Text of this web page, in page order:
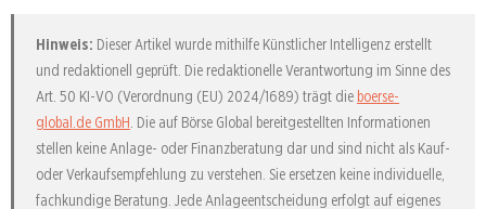
Hinweis: Dieser Artikel wurde mithilfe Künstlicher Intelligenz erstellt
und redaktionell geprüft. Die redaktionelle Verantwortung im Sinne des
Art. 50 KI-VO (Verordnung (EU) 2024/1689) trägt die boerse-
global.de GmbH. Die auf Börse Global bereitgestellten Informationen
stellen keine Anlage- oder Finanzberatung dar und sind nicht als Kauf-
oder Verkaufsempfehlung zu verstehen. Sie ersetzen keine individuelle,
fachkundige Beratung. Jede Anlageentscheidung erfolgt auf eigenes